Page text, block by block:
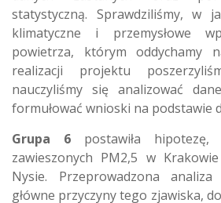
statystyczną. Sprawdziliśmy, w
klimatyczne i przemysłowe
powietrza, którym oddychamy
realizacji projektu
nauczyliśmy się analizować
formułować wnioski na podstawie
Grupa 6postawiła hipotezę,
zawieszonych PM2,5 w
Nysie. Przeprowadzona analiza
główne przyczyny tego zjawiska,